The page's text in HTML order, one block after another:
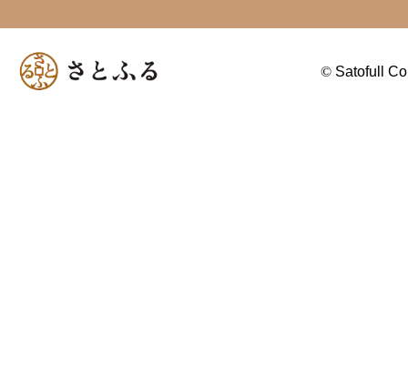
© Satofull